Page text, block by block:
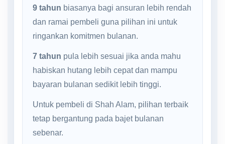
9 tahun biasanya bagi ansuran lebih rendah
dan ramai pembeli guna pilihan ini untuk
ringankan komitmen bulanan.
7 tahun pula lebih sesuai jika anda mahu
habiskan hutang lebih cepat dan mampu
bayaran bulanan sedikit lebih tinggi.
Untuk pembeli di Shah Alam, pilihan terbaik
tetap bergantung pada bajet bulanan
sebenar.